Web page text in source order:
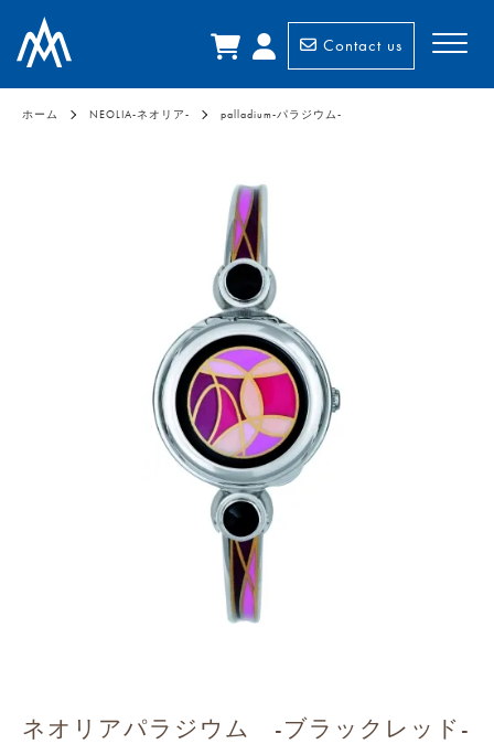
Contact us
ホーム NEOLIA-ネオリア- palladium-パラジウム-
ネオリアパラジウム -ブラックレッド-